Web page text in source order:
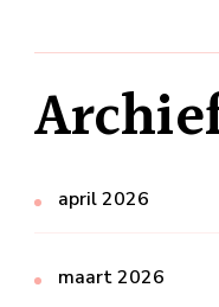
april 2026
maart 2026